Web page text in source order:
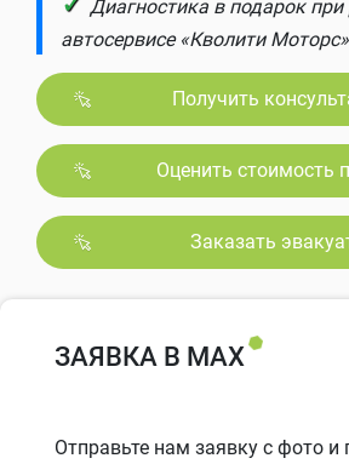
Диагностика в подарок
автосервисе «Кволити
Получить
Оценить стоимость
Заказать
ЗАЯВКА В MAX
Отправьте нам заявку с фото и